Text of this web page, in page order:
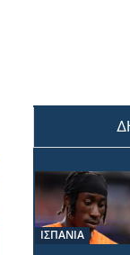
ΙΣΠΑΝΙΑ